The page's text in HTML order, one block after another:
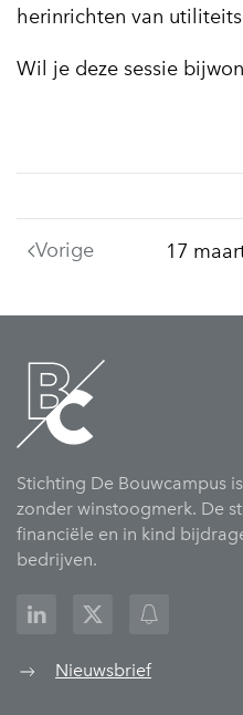
herinrichten van
Wil je deze sessie
Vorige 17
Stichting De Bouwcampus
zonder winstoogmerk. De
financiële en in kind
bedrijven.
Nieuwsbrief